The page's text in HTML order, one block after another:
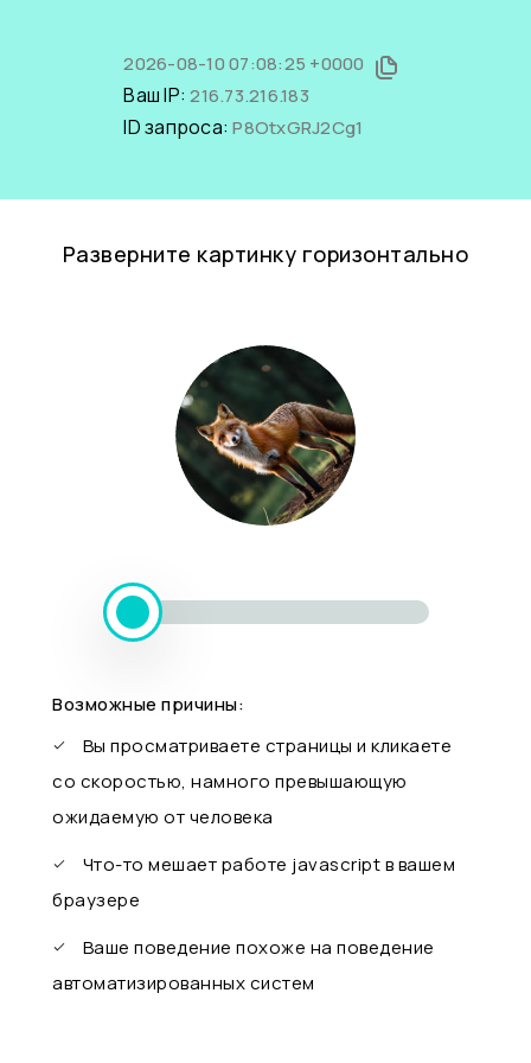
2026-08-10 07:08:25 +0000
Ваш IP:216.73.216.183
ID запроса:P8OtxGRJ2Cg1
Разверните картинку горизонтально
Возможные причины:
Вы просматриваете страницы и кликаете
со скоростью, намного превышающую
ожидаемую от человека
Что-то мешает работе javascript в вашем
браузере
Ваше поведение похоже на поведение
автоматизированных систем